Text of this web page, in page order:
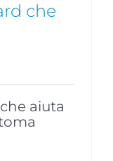
che
aiuta